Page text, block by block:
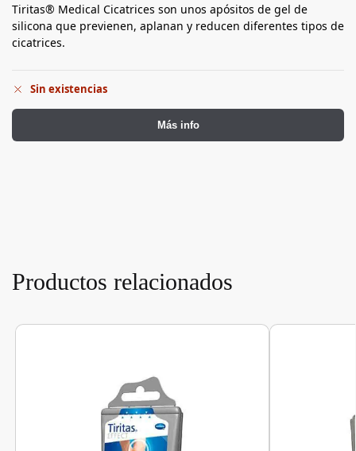
Tiritas® Medical Cicatrices son unos apósitos de gel de
silicona que previenen, aplanan y reducen diferentes tipos de
cicatrices.
Sin existencias
Más info
Productos relacionados